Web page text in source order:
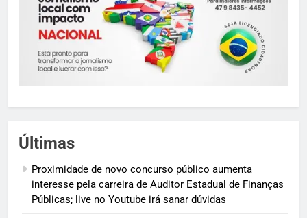
Últimas
Proximidade de novo concurso público aumenta
interesse pela carreira de Auditor Estadual de Finanças
Públicas; live no Youtube irá sanar dúvidas